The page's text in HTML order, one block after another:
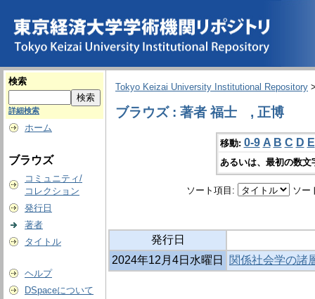
検索
詳細検索
ホーム
ブラウズ
コミュニティ/
コレクション
発行日
著者
タイトル
ヘルプ
DSpaceについて
Tokyo Keizai University Institutional Repository
ブラウズ : 著者 福士 , 正博
移動: 0-9 A B C D E
あるいは、最初の数
ソート項目: ソー
発行日
2024年12月4日水曜日
関係社会学の諸